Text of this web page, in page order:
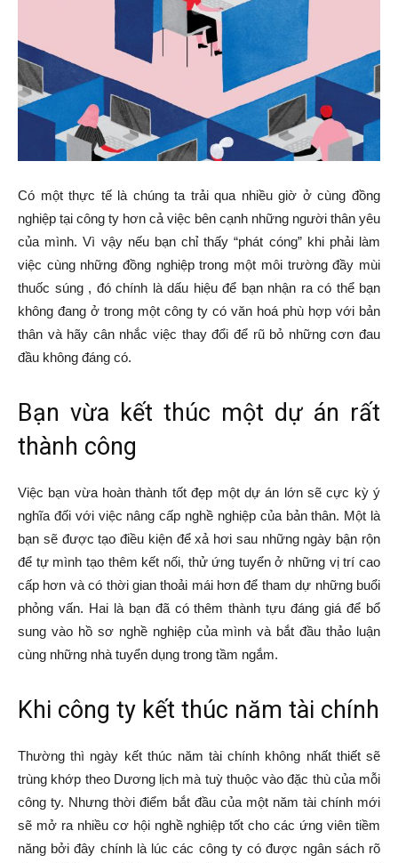
Có một thực tế là chúng ta trải qua nhiều giờ ở cùng đồng
nghiệp tại công ty hơn cả việc bên cạnh những người thân yêu
của mình. Vì vậy nếu bạn chỉ thấy “phát cóng” khi phải làm
việc cùng những đồng nghiệp trong một môi trường đầy mùi
thuốc súng , đó chính là dấu hiệu để bạn nhận ra có thể bạn
không đang ở trong một công ty có văn hoá phù hợp với bản
thân và hãy cân nhắc việc thay đổi để rũ bỏ những cơn đau
đầu không đáng có.
Bạn vừa kết thúc một dự án rất
thành công
Việc bạn vừa hoàn thành tốt đẹp một dự án lớn sẽ cực kỳ ý
nghĩa đối với việc nâng cấp nghề nghiệp của bản thân. Một là
bạn sẽ được tạo điều kiện để xả hơi sau những ngày bận rộn
để tự mình tạo thêm kết nối, thử ứng tuyển ở những vị trí cao
cấp hơn và có thời gian thoải mái hơn để tham dự những buổi
phỏng vấn. Hai là bạn đã có thêm thành tựu đáng giá để bổ
sung vào hồ sơ nghề nghiệp của mình và bắt đầu thảo luận
cùng những nhà tuyển dụng trong tầm ngắm.
Khi công ty kết thúc năm tài chính
Thường thì ngày kết thúc năm tài chính không nhất thiết sẽ
trùng khớp theo Dương lịch mà tuỳ thuộc vào đặc thù của mỗi
công ty. Nhưng thời điểm bắt đầu của một năm tài chính mới
sẽ mở ra nhiều cơ hội nghề nghiệp tốt cho các ứng viên tiềm
năng bởi đây chính là lúc các công ty có được ngân sách rõ